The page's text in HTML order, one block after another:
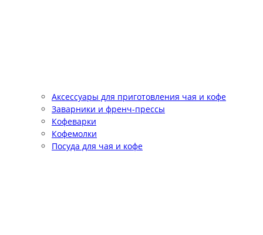
Аксессуары для приготовления чая и кофе
Заварники и френч-прессы
Кофеварки
Кофемолки
Посуда для чая и кофе